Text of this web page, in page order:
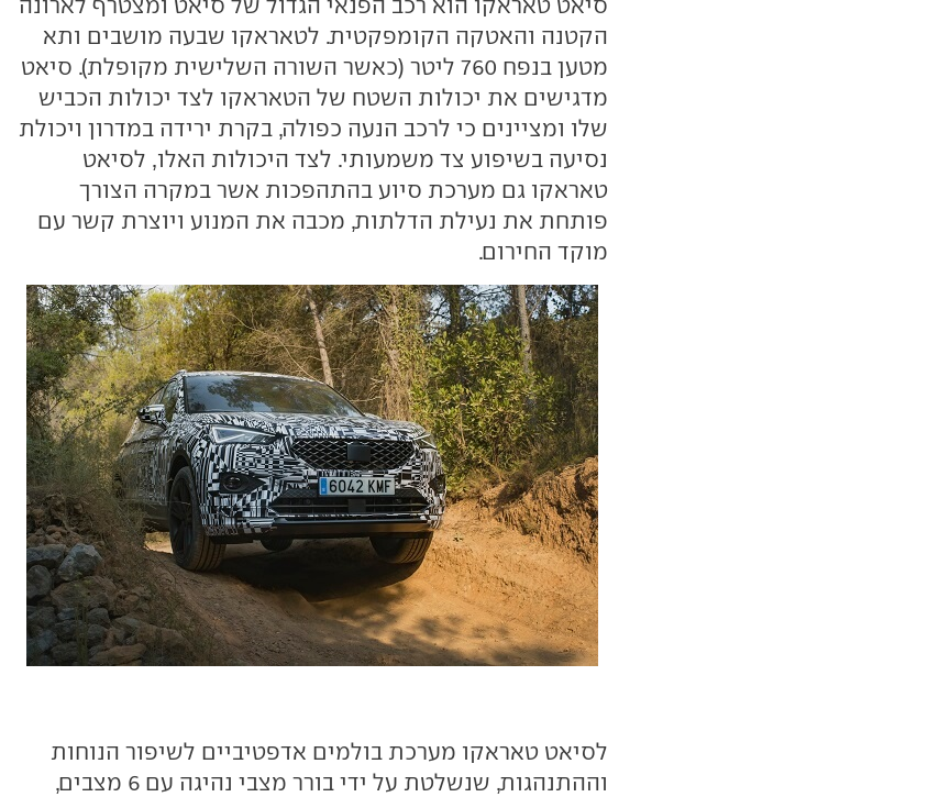
הקטנה והאטקה הקומפקטית. לטאראקו שבעה מושבים ותא
מטען בנפח 760 ליטר (כאשר השורה השלישית מקופלת). סיאט
מדגישים את יכולות השטח של הטאראקו לצד יכולות הכביש
שלו ומציינים כי לרכב הנעה כפולה, בקרת ירידה במדרון ויכולת
נסיעה בשיפוע צד משמעותי. לצד היכולות האלו, לסיאט
טאראקו גם מערכת סיוע בהתהפכות אשר במקרה הצורך
פותחת את נעילת הדלתות, מכבה את המנוע ויוצרת קשר עם
מוקד החירום.
לסיאט טאראקו מערכת בולמים אדפטיביים לשיפור הנוחות
וההתנהגות, שנשלטת על ידי בורר מצבי נהיגה עם 6 מצבים,